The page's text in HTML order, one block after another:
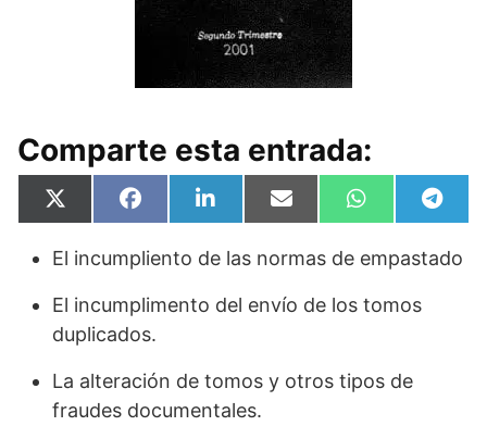
Comparte esta entrada:
Compartir
en
X
(
w
t
t
e
r
Compartir
en
F
a
e
o
o
k
Compartir
en
L
i
k
d
I
Compartir
en
E
m
i
Compartir
en
W
h
t
A
p
en
T
e
e
El incumpliento de las normas de empastado
El incumplimento del envío de los tomos
duplicados.
La alteración de tomos y otros tipos de
fraudes documentales.